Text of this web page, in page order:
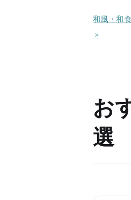
和風・和
＞
お
選